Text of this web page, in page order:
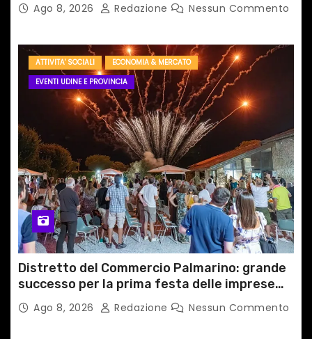
Ago 8, 2026 Redazione Nessun Commento
ATTIVITA' SOCIALI
ECONOMIA & MERCATO
EVENTI UDINE E PROVINCIA
Distretto del Commercio Palmarino: grande
successo per la prima festa delle imprese
del territorio
Ago 8, 2026 Redazione Nessun Commento